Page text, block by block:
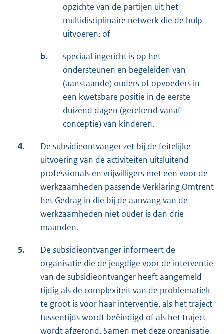
opzichte van de partijen uit het
multidisciplinaire netwerk die de hulp
uitvoeren; of
b.
speciaal ingericht is op het
ondersteunen en begeleiden van
(aanstaande) ouders of opvoeders in
een kwetsbare positie in de eerste
duizend dagen (gerekend vanaf
conceptie) van kinderen.
4.
De subsidieontvanger zet bij de feitelijke
uitvoering van de activiteiten uitsluitend
professionals en vrijwilligers met een voor de
werkzaamheden passende Verklaring Omtrent
het Gedrag in die bij de aanvang van de
werkzaamheden niet ouder is dan drie
maanden.
5.
De subsidieontvanger informeert de
organisatie die de jeugdige voor de interventie
van de subsidieontvanger heeft aangemeld
tijdig als de complexiteit van de problematiek
te groot is voor haar interventie, als het traject
tussentijds wordt beëindigd of als het traject
wordt afgerond. Samen met deze organisatie